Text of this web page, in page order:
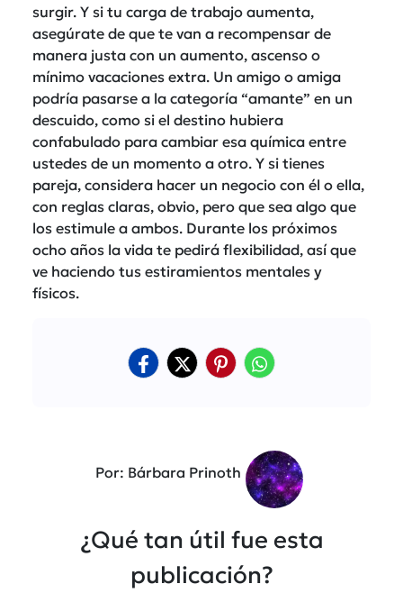
surgir. Y si tu carga de trabajo aumenta,
asegúrate de que te van a recompensar de
manera justa con un aumento, ascenso o
mínimo vacaciones extra. Un amigo o amiga
podría pasarse a la categoría “amante” en un
descuido, como si el destino hubiera
confabulado para cambiar esa química entre
ustedes de un momento a otro. Y si tienes
pareja, considera hacer un negocio con él o ella,
con reglas claras, obvio, pero que sea algo que
los estimule a ambos. Durante los próximos
ocho años la vida te pedirá flexibilidad, así que
ve haciendo tus estiramientos mentales y
físicos.
Por: Bárbara Prinoth
¿Qué tan útil fue esta
publicación?